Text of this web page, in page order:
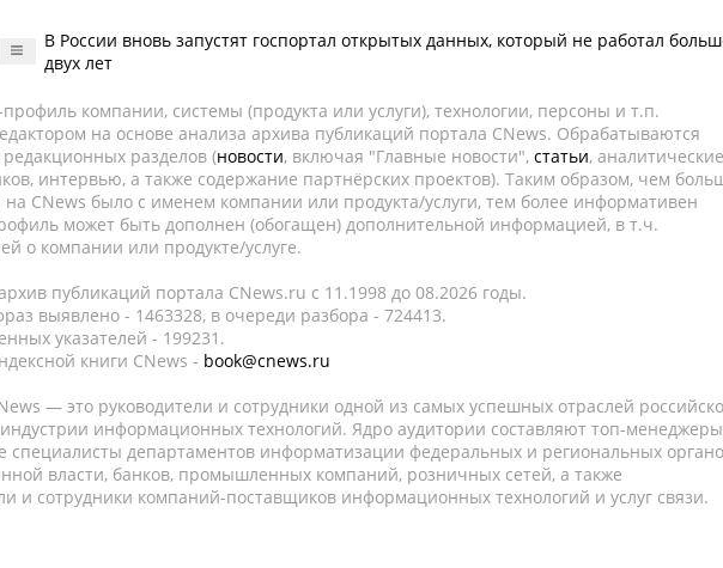
В России вновь запустят госпортал открытых данных, который не работал
двух лет
компании, системы (продукта или услуги), технологии, персоны и т.п.
на основе анализа архива публикаций портала CNews. Обрабатываются
редакционных разделов (новости, включая "Главные новости", статьи, аналитические
интервью, а также содержание партнёрских проектов). Таким образом, чем
на CNews было с именем компании или продукта/услуги, тем более информативен
может быть дополнен (обогащен) дополнительной информацией, в т.ч.
о компании или продукте/услуге.
публикаций портала CNews.ru c 11.1998 до 08.2026 годы.
выявлено - 1463328, в очереди разбора - 724413.
указателей - 199231.
книги CNews - book@cnews.ru
— это руководители и сотрудники одной из самых успешных отраслей
информационных технологий. Ядро аудитории составляют топ-
специалисты департаментов информатизации федеральных и региональных
власти, банков, промышленных компаний, розничных сетей, а также
и сотрудники компаний-поставщиков информационных технологий и услуг связи.